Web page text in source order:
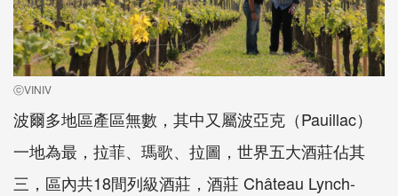
ⓒVINIV
波爾多地區產區無數，其中又屬波亞克（Pauillac）
一地為最，拉菲、瑪歌、拉圖，世界五大酒莊佔其
三，區內共18間列級酒莊，酒莊 Château Lynch-